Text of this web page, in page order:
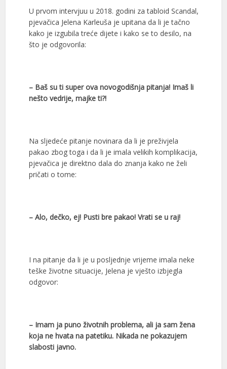
U prvom intervjuu u 2018. godini za tabloid Scandal,
pjevačica Jelena Karleuša je upitana da li je tačno
kako je izgubila treće dijete i kako se to desilo, na
što je odgovorila:
– Baš su ti super ova novogodišnja pitanja! Imaš li
nešto vedrije, majke ti?!
Na sljedeće pitanje novinara da li je preživjela
pakao zbog toga i da li je imala velikih komplikacija,
pjevačica je direktno dala do znanja kako ne želi
pričati o tome:
– Alo, dečko, ej! Pusti bre pakao! Vrati se u raj!
I na pitanje da li je u posljednje vrijeme imala neke
teške životne situacije, Jelena je vješto izbjegla
odgovor:
– Imam ja puno životnih problema, ali ja sam žena
koja ne hvata na patetiku. Nikada ne pokazujem
slabosti javno.